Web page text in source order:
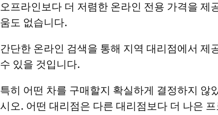
오프라인보다 더 저렴한 온라인 전용 가격을 제
움도 없습니다.
간단한 온라인 검색을 통해 지역 대리점에서 제
수 있을 것입니다.
특히 어떤 차를 구매할지 확실하게 결정하지 않
시오. 어떤 대리점은 다른 대리점보다 더 나은